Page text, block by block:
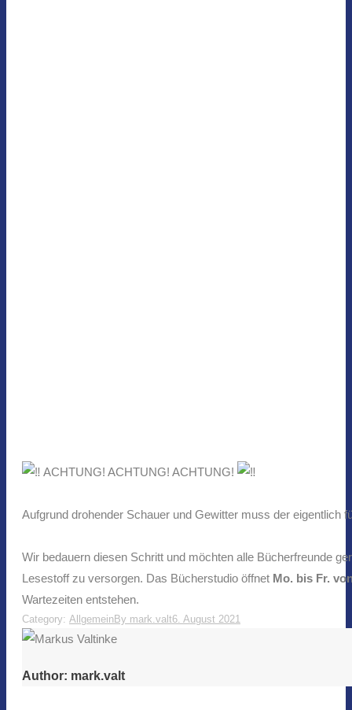
ACHTUNG! ACHTUNG! ACHTUNG!
Aufgrund drohender Schauer und Gewitter muss der eigentlich
Wir bedauern diesen Schritt und möchten alle Bücherfreunde
Lesestoff zu versorgen. Das Bücherstudio öffnet Mo. bis Fr.
Wartezeiten entstehen.
Category: AllgemeinBy mark.valt6. August 2021
Author: mark.valt